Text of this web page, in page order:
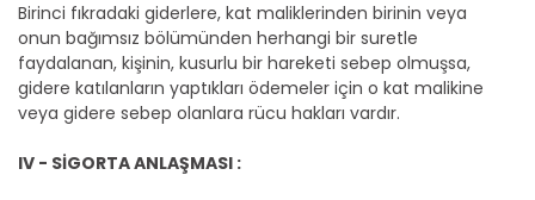
Birinci fıkradaki giderlere, kat maliklerinden birinin veya
onun bağımsız bölümünden herhangi bir suretle
faydalanan, kişinin, kusurlu bir hareketi sebep olmuşsa,
gidere katılanların yaptıkları ödemeler için o kat malikine
veya gidere sebep olanlara rücu hakları vardır.
IV - SİGORTA ANLAŞMASI :